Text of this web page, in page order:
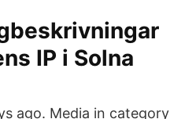
IP i Solna
ago. Media in category